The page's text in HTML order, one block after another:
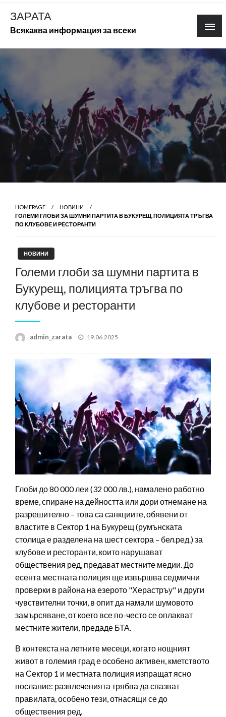
Skip
content
ЗАРАТА
Всякаква информация за всеки
HOMEPAGE
НОВИНИ
ГОЛЕМИ ГЛОБИ ЗА ШУМНИ ПАРТИТА В БУКУРЕЩ, ПОЛИЦИЯТА ТРЪГВА
ПО КЛУБОВЕ И РЕСТОРАНТИ
НОВИНИ
Големи глоби за шумни партита в
Букурещ, полицията тръгва по
клубове и ресторанти
admin_zarata
Posted
19.06.2025
Глоби до 80 000 леи (32 000 лв.), намалено работно
време, спиране на дейността или дори отнемане на
разрешително – това са санкциите, обявени от
властите в Сектор 1 на Букурещ (румънската
столица е разделена на шест сектора – бел.ред.) за
клубове и ресторанти, които нарушават
обществения ред, предават местните медии. До
есента местната полиция ще извършва седмични
проверки в района на езерото "Херастръу" и други
чувствителни точки, в опит да намали шумовото
замърсяване, от което все по-често се оплакват
местните жители, предаде БТА.
В контекста на летните месеци, когато нощният
живот в големия град е особено активен, кметството
на Сектор 1 и местната полиция изпращат ясно
послание: развлеченията трябва да спазват
правилата, особено тези, отнасящи се до
обществения ред.